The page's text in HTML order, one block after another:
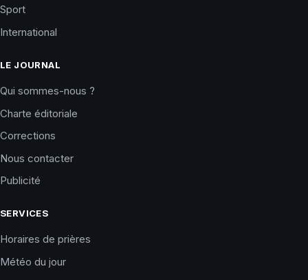
Sport
International
LE JOURNAL
Qui sommes-nous ?
Charte éditoriale
Corrections
Nous contacter
Publicité
SERVICES
Horaires de prières
Météo du jour